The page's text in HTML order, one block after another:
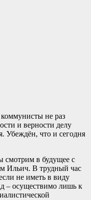
не раз
и верности делу
Убеждён, что и сегодня
смотрим в будущее с
Ильич. В трудный час
не иметь в виду
– осуществимо лишь к